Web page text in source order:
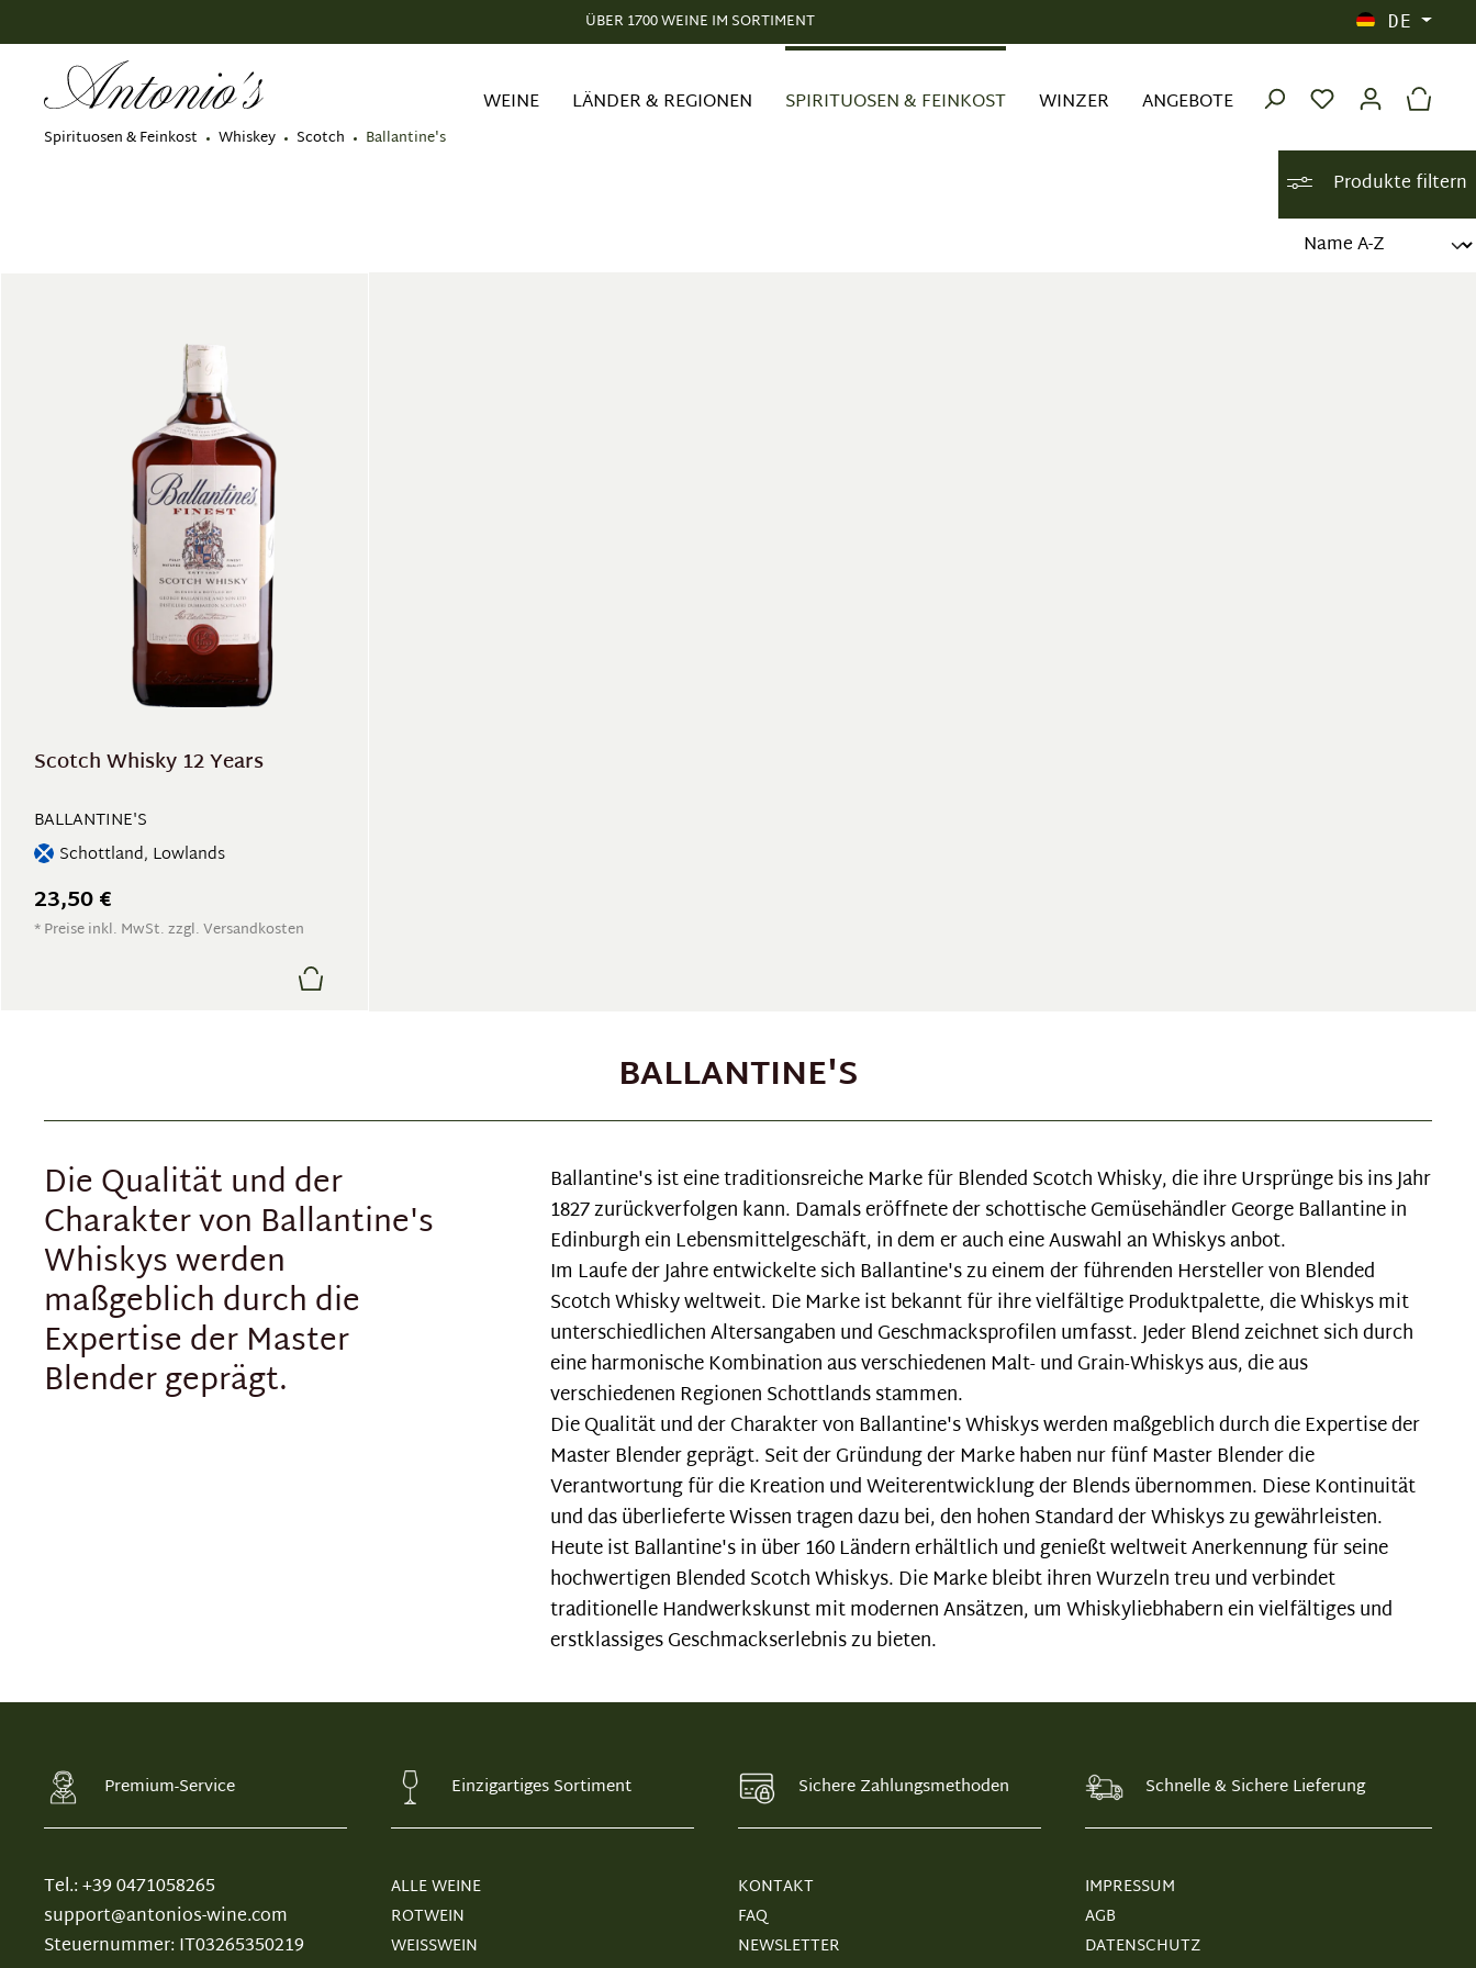
ÜBER 1700 WEINE IM SORTIMENT DE
Spirituosen & Feinkost Whiskey Scotch Ballantine's
WEINE LÄNDER & REGIONEN SPIRITUOSEN & FEINKOST WINZER ANGEBOTE
Produkte filtern
Scotch Whisky 12 Years
BALLANTINE'S
Schottland, Lowlands
23,50 €
* Preise inkl. MwSt. zzgl. Versandkosten
BALLANTINE'S
Die Qualität und der
Charakter von Ballantine's
Whiskys werden
maßgeblich durch die
Expertise der Master
Blender geprägt.
Ballantine's ist eine traditionsreiche Marke für Blended Scotch Whisky, die ihre Ursprünge bis ins Jahr
1827 zurückverfolgen kann. Damals eröffnete der schottische Gemüsehändler George Ballantine in
Edinburgh ein Lebensmittelgeschäft, in dem er auch eine Auswahl an Whiskys anbot.
Im Laufe der Jahre entwickelte sich Ballantine's zu einem der führenden Hersteller von Blended
Scotch Whisky weltweit. Die Marke ist bekannt für ihre vielfältige Produktpalette, die Whiskys mit
unterschiedlichen Altersangaben und Geschmacksprofilen umfasst. Jeder Blend zeichnet sich durch
eine harmonische Kombination aus verschiedenen Malt- und Grain-Whiskys aus, die aus
verschiedenen Regionen Schottlands stammen.
Die Qualität und der Charakter von Ballantine's Whiskys werden maßgeblich durch die Expertise der
Master Blender geprägt. Seit der Gründung der Marke haben nur fünf Master Blender die
Verantwortung für die Kreation und Weiterentwicklung der Blends übernommen. Diese Kontinuität
und das überlieferte Wissen tragen dazu bei, den hohen Standard der Whiskys zu gewährleisten.
Heute ist Ballantine's in über 160 Ländern erhältlich und genießt weltweit Anerkennung für seine
hochwertigen Blended Scotch Whiskys. Die Marke bleibt ihren Wurzeln treu und verbindet
traditionelle Handwerkskunst mit modernen Ansätzen, um Whiskyliebhabern ein vielfältiges und
erstklassiges Geschmackserlebnis zu bieten.
Premium-Service Einzigartiges Sortiment Sichere Zahlungsmethoden Schnelle & Sichere Lieferung
Tel.: +39 0471058265
support@antonios-wine.com
Steuernummer: IT03265350219
ALLE WEINE
ROTWEIN
WEISSWEIN
KONTAKT
FAQ
NEWSLETTER
IMPRESSUM
AGB
DATENSCHUTZ